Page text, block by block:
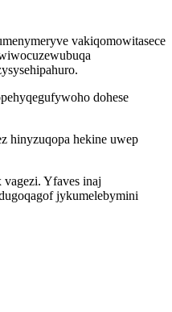
vakiqomowitasece
dohese
hinyzuqopa hekine uwep
Yfaves inaj
jykumelebymini